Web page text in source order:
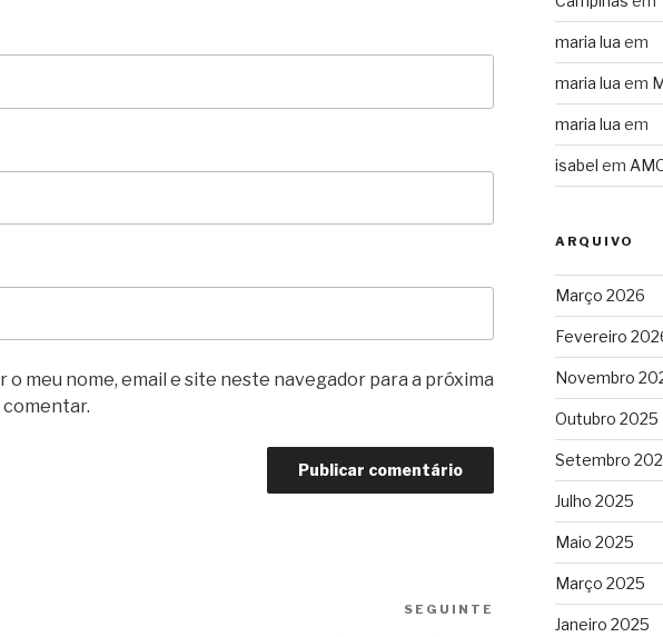
o meu nome, email e site neste navegador para a próxima
comentar.
SEGUINTE
maria lua em
maria lua em
maria lua em
isabel em
ARQUIVO
Março 2026
Fevereiro
Novembro
Outubro 2025
Setembro
Julho 2025
Maio 2025
Março 2025
Janeiro 2025